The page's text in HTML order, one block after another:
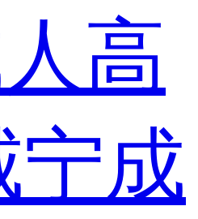
高
宁成